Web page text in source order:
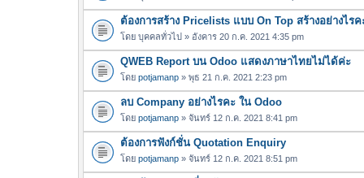
ต้องการสร้าง Pricelists แบบ On Top สร้างอย่างไรค
โดย บุคคลทั่วไป » อังคาร 20 ก.ค. 2021 4:35 pm
QWEB Report บน Odoo แสดงภาษาไทยไม่ได้ค่ะ
โดย potjamanp » พุธ 21 ก.ค. 2021 2:23 pm
ลบ Company อย่างไรคะ ใน Odoo
โดย potjamanp » จันทร์ 12 ก.ค. 2021 8:41 pm
ต้องการฟังก์ชั่น Quotation Enquiry
โดย potjamanp » จันทร์ 12 ก.ค. 2021 8:51 pm